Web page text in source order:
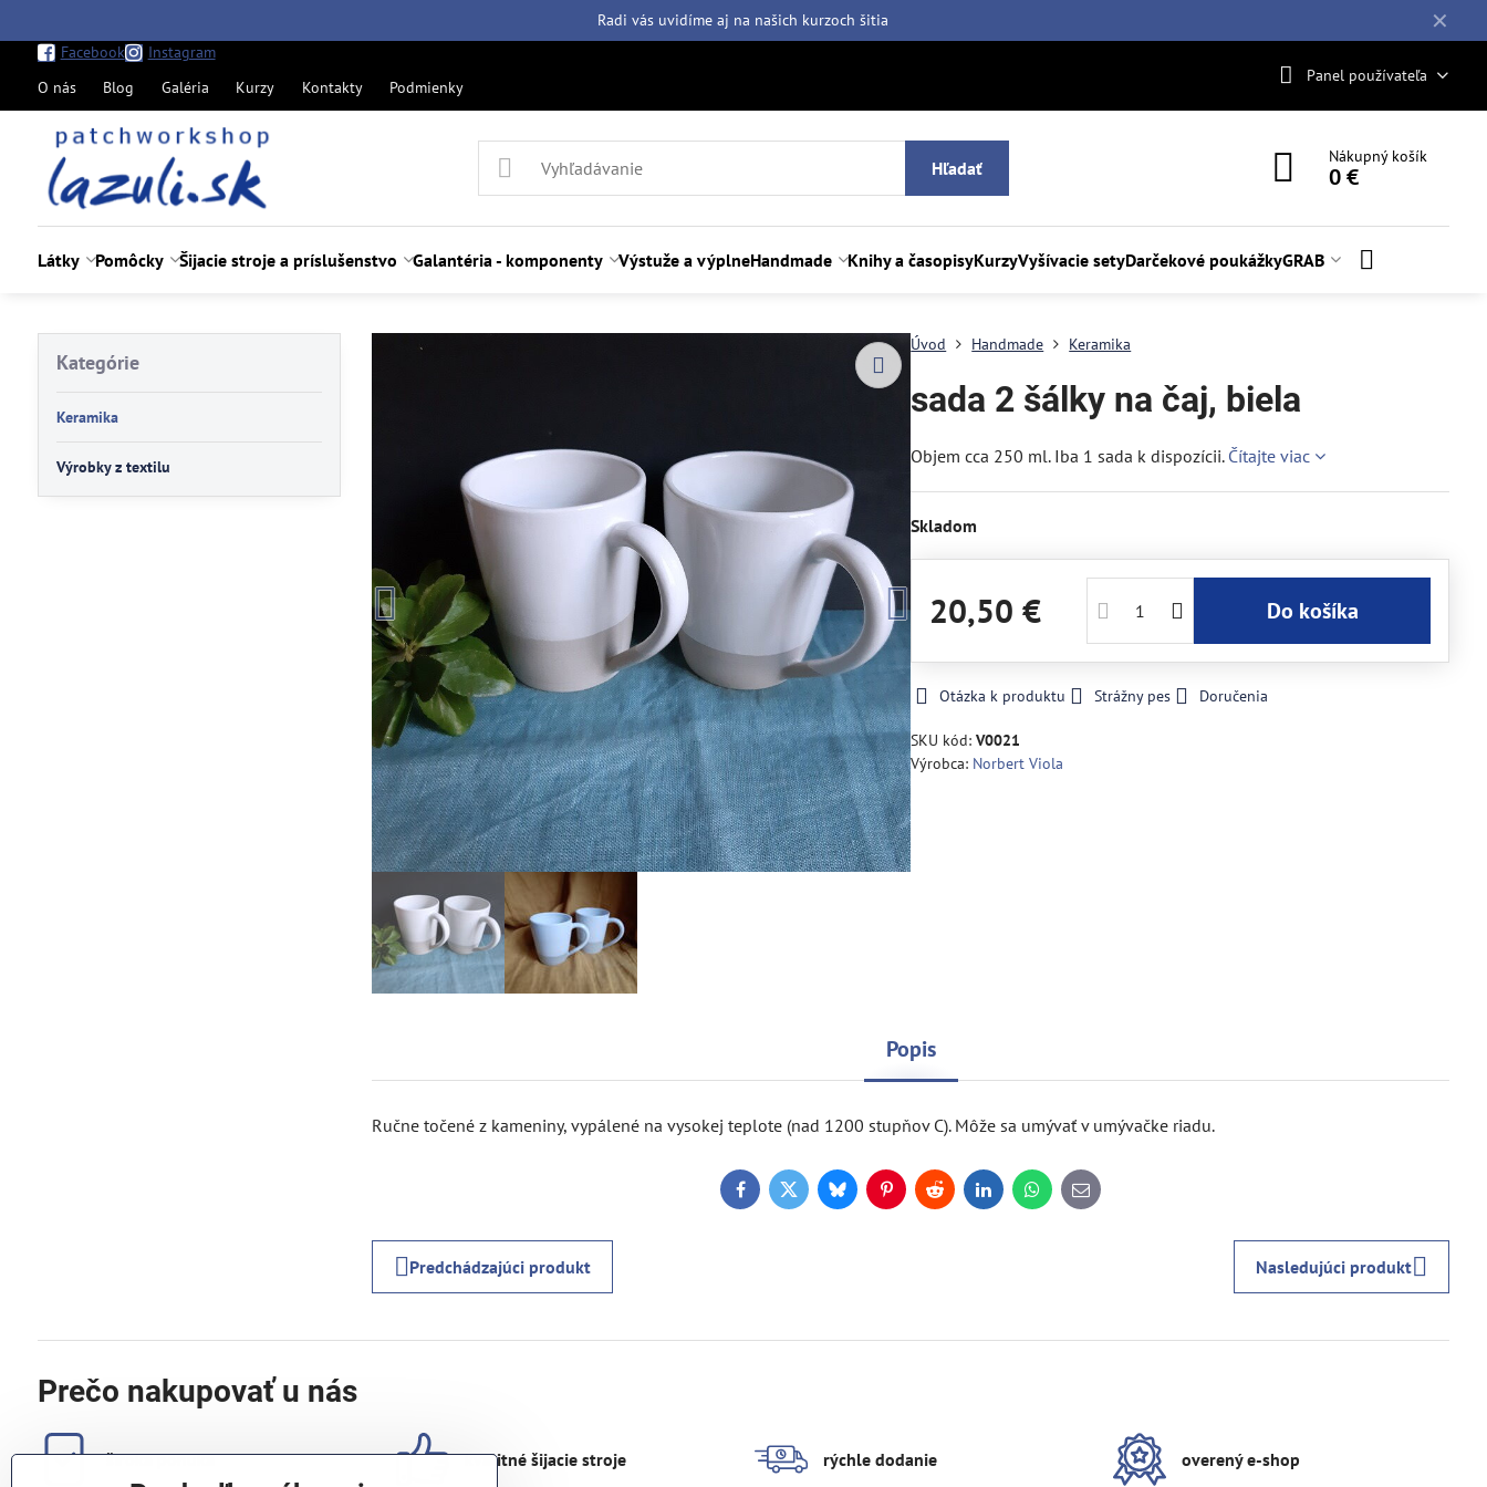
✕
Radi vás uvidíme aj na našich kurzoch šitia
Facebook
Instagram
O nás
Blog Galéria Kurzy Kontakty Podmienky
Panel používateľa
Hľadať
Nákupný košík
0 €
Látky Pomôcky Šijacie stroje a príslušenstvo Galantéria - komponenty Výstuže a výplneHandmade Knihy a časopisyKurzyVyšívacie setyDarčekové poukážkyGRAB
Úvod Handmade Keramika
sada 2 šálky na čaj, biela
Objem cca 250 ml. Iba 1 sada k dispozícii. Čítajte viac
Skladom
20,50 € Do košíka
Otázka k produktu Strážny pes Doručenia
SKU kód:V0021
Výrobca: Norbert Viola
Popis
Ručne točené z kameniny, vypálené na vysokej teplote (nad 1200 stupňov C). Môže sa umývať v umývačke riadu.
FacebookTwitterBlueskyPinterestRedditLinkedInWhatsApp
E-
mail
Predchádzajúci produkt Nasledujúci produkt
Kategórie
Keramika
Výrobky z textilu
Prečo nakupovať u nás
široká ponuka kvalitné šijacie stroje rýchle dodanie overený e-shop